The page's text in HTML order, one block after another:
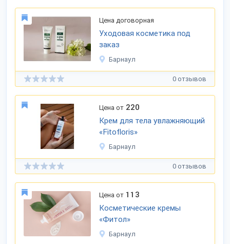
Цена договорная
Уходовая косметика под
заказ
Барнаул
0 отзывов
Цена от 220
Крем для тела увлажняющий
«Fitofloris»
Барнаул
0 отзывов
Цена от 113
Косметические кремы
«Фитол»
Барнаул